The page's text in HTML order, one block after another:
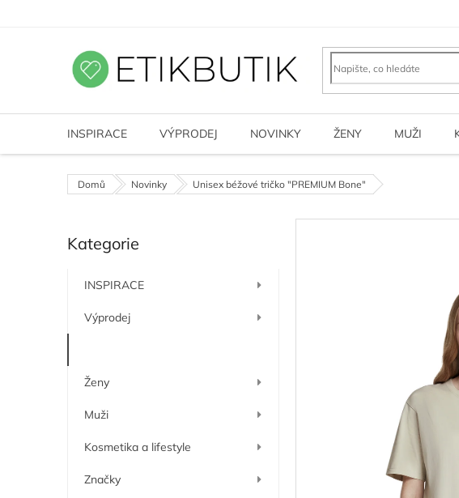
INSPIRACE VÝPRODEJ NOVINKY ŽENY MUŽI
Domů Novinky Unisex béžové tričko "PREMIUM Bone"
o
n
í
Přeskočit
kategorie
Kategorie
INSPIRACE
Výprodej
Ženy
Muži
Kosmetika a lifestyle
Značky